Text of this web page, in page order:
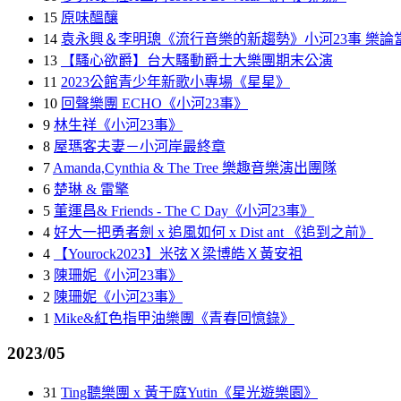
15 原味醞釀
14 袁永興＆李明璁《流行音樂的新趨勢》小河23事 樂論
13
【騷心欲爵】台大騷動爵士大樂團期末公演
11 2023公館青少年新歌小專場《星星》
10 回聲樂團 ECHO《小河23事》
9 林生祥《小河23事》
8 屋瑪客夫妻－⼩河岸最終章
7 Amanda,Cynthia & The Tree 樂趣音樂演出團隊
6 楚琳 & 雷擎
5 董運昌& Friends - The C Day《小河23事》
4 好大一把勇者劍 x 追風如何 x Dist ant 《追到之前》
4
【Yourock2023】米弦Ｘ梁博皓Ｘ黃安祖
3 陳珊妮《小河23事》
2 陳珊妮《小河23事》
1 Mike&紅色指甲油樂團《青春回憶錄》
2023/05
31 Ting聽樂團 x 黃于庭Yutin《星光遊樂園》